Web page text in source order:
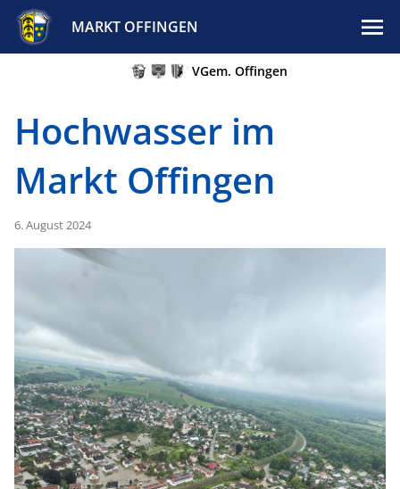
MARKT OFFINGEN
VGem. Offingen
Hochwasser im
Markt Offingen
6. August 2024